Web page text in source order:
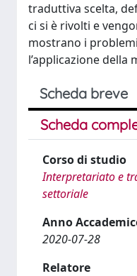
traduttiva scelta,
ci si è rivolti e
mostrano i
l’applicazione
Scheda breve
Scheda
Corso di studio
Interpretariato e
settoriale
Anno
2020-07-28
Relatore